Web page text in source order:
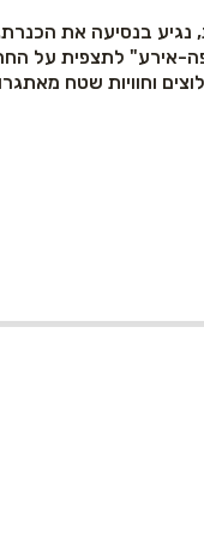
נגיע בנסיעה את
אירע" לתצפית על
וחוויות שטח